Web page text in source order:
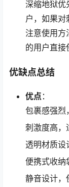
深缩地狱优
户，如果
注意使用方
的用户直接
优缺点总结
优点 ：
包裹感强烈
刺激度高，
透明材质设
便携式收纳
静音设计，